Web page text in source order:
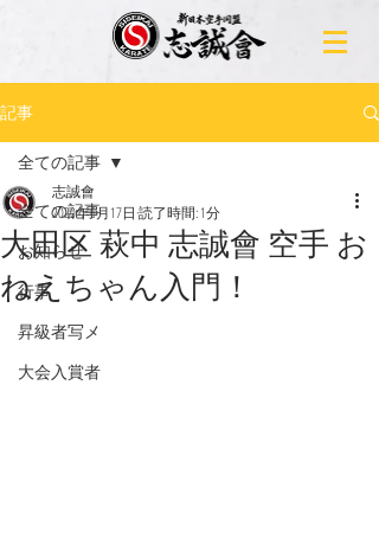
記事
全ての記事
お知らせ
行事
昇級者写メ
大会入賞者
全ての記事
大田区 萩中 志誠會 空手 お
ねえちゃん入門！
志誠會
2020年6月17日 読了時間: 1分